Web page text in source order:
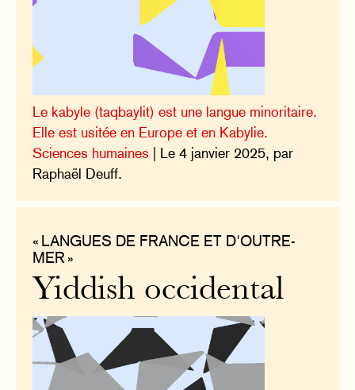
Le kabyle (taqbaylit) est une langue minoritaire.
Elle est usitée en Europe et en Kabylie.
Sciences humaines | Le 4 janvier 2025, par
Raphaël Deuff.
« LANGUES DE FRANCE ET D'OUTRE-
MER »
Yiddish occidental